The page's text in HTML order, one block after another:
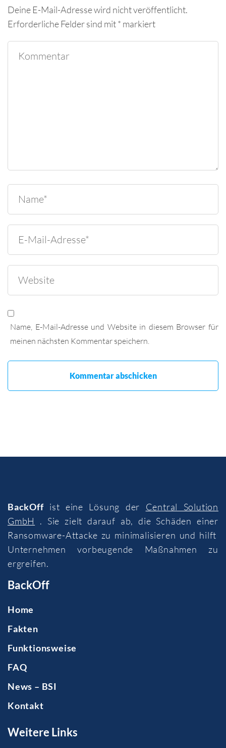
Deine E-Mail-Adresse wird nicht veröffentlicht.
Erforderliche Felder sind mit* markiert
Name, E-Mail-Adresse und Website in diesem Browser für
meinen nächsten Kommentar speichern.
BackOffist eine Lösung der Central Solution
GmbH
. Sie zielt darauf ab, die Schäden einer
Ransomware-Attacke zu minimalisieren und hilft
Unternehmen vorbeugende Maßnahmen zu
ergreifen.
BackOff
Home
Fakten
Funktionsweise
FAQ
News – BSI
Kontakt
Weitere Links